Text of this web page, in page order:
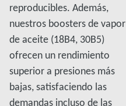
reproducibles. Además,
nuestros boosters de vapor
de aceite (18B4, 30B5)
ofrecen un rendimiento
superior a presiones más
bajas, satisfaciendo las
demandas incluso de las